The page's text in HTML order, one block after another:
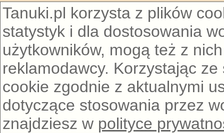
Tanuki.pl korzysta z plików
statystyk i dla dostosowania
użytkowników, mogą też z
reklamodawcy. Korzystając
cookie zgodnie z aktualnymi
dotyczące stosowania przez
znajdziesz w polityce